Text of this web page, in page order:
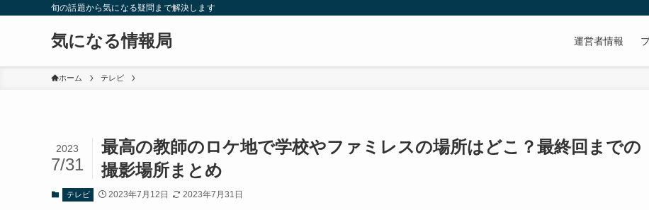
旬の話題から気になる疑問まで解決します
気になる情報局 運営者情報
ホーム テレビ
最高の教師のロケ地で学校やファミレスの場所はどこ？最終回までの
撮影場所まとめ
2023
7/31
テレビ 2023年7月12日 2023年7月31日